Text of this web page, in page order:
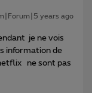
years ago
je ne vois
information de
ne sont pas